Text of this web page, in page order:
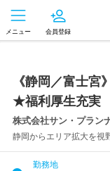
メニュー 会員登録
《静岡／富士宮
★福利厚生充実
株式会社サン・プラン
静岡からエリア拡大を視
勤務地